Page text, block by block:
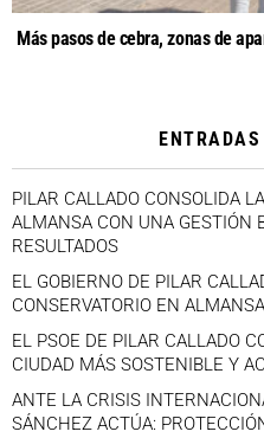
Más pasos de cebra, zonas de
PILAR CALLADO CONSOLIDA
ALMANSA CON UNA GESTIÓN
RESULTADOS
EL GOBIERNO DE PILAR
CONSERVATORIO EN ALMANSA
EL PSOE DE PILAR CALLADO
CIUDAD MÁS SOSTENIBLE Y
ANTE LA CRISIS
SÁNCHEZ ACTÚA: